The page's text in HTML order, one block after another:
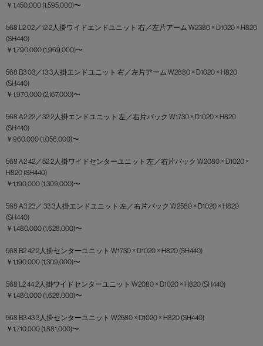
￥1,450,000 (1,595,000)〜
568 L2 02／12 2人掛ワイドエンドユニット 右／左片アーム W2380 × D1020 × H820
(SH440)
￥1,790,000 (1,969,000)〜
568 B3 03／13 3人掛エンドユニット 右／左片アーム W2880 × D1020 × H820
(SH440)
￥1,970,000 (2,167,000)〜
568 A2 22／32 2人掛エンドユニット 左／右片バック W1730 × D1020 × H820
(SH440)
￥960,000 (1,056,000)〜
568 A2 42／52 2人掛ワイドセンターユニット 左／右片バック W2080 × D1020 ×
H820 (SH440)
￥1,190,000 (1,309,000)〜
568 A3 23／ 33 3人掛エンドユニット 左／右片バック W2580 × D1020 × H820
(SH440)
￥1,480,000 (1,628,000)〜
568 B2 42 2人掛センターユニット W1730 × D1020 × H820 (SH440)
￥1,190,000 (1,309,000)〜
568 L2 44 2人掛ワイドセンターユニット W2080 × D1020 × H820 (SH440)
￥1,480,000 (1,628,000)〜
568 B3 43 3人掛センターユニット W2580 × D1020 × H820 (SH440)
￥1,710,000 (1,881,000)〜